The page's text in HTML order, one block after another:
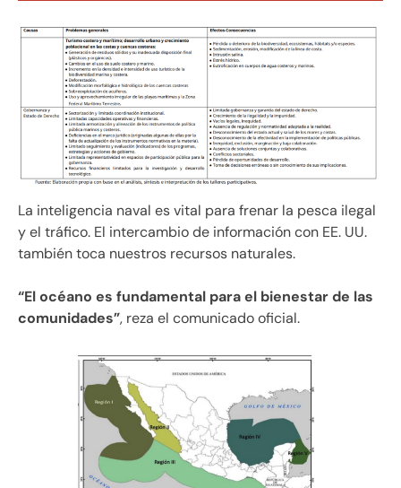
La inteligencia naval es vital para frenar la pesca ilegal
y el tráfico. El intercambio de información con EE. UU.
también toca nuestros recursos naturales.
“El océano es fundamental para el bienestar de las
comunidades”, reza el comunicado oficial.